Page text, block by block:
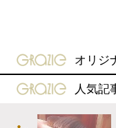
オリジ
人気記